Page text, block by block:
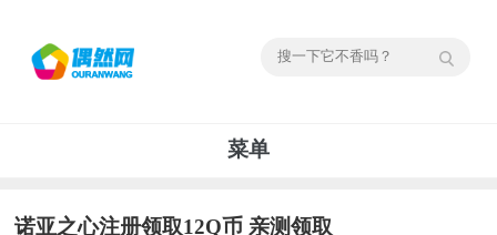
菜单
诺亚之心注册领取12Q币 亲测领取